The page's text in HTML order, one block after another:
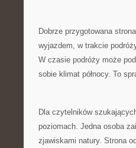
Dobrze przygotowana
wyjazdem, w trakcie
W czasie podróży może
sobie klimat północy. To
Dla czytelników
poziomach. Jedna osoba
zjawiskami natury. Strona